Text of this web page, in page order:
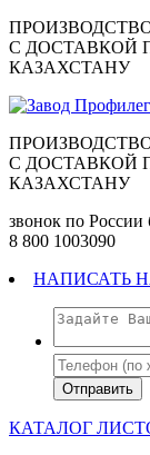
C ДОСТАВКОЙ
КАЗАХСТАНУ
C ДОСТАВКОЙ
КАЗАХСТАНУ
звонок по России
8 800 1003090
НАПИСАТЬ
КАТАЛОГ